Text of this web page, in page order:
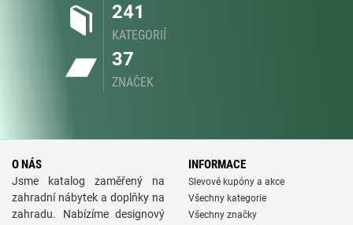
241
KATEGORIÍ
37
ZNAČEK
O NÁS
Jsme katalog zaměřený na
zahradní nábytek a doplňky na
zahradu. Nabízíme designový
INFORMACE
Slevové kupóny a akce
Všechny kategorie
Všechny značky